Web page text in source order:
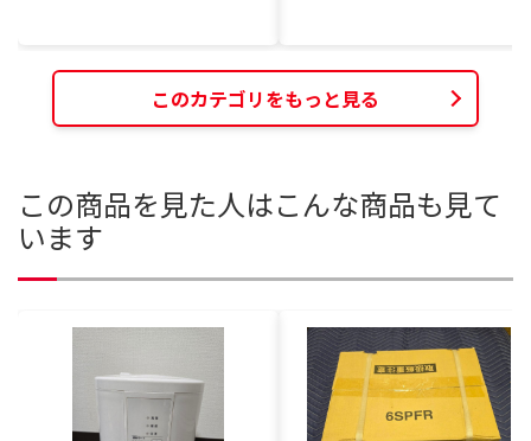
このカテゴリをもっと見る
この商品を見た人はこんな商品も見て
います